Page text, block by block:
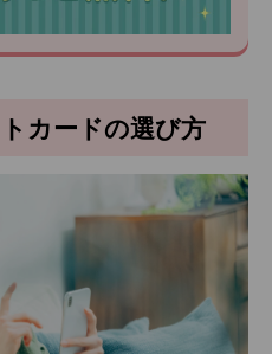
カードの選び方